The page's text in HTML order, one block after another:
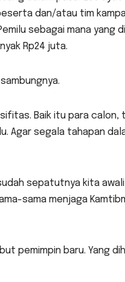
dan/atau tim
sebagai mana yang
Rp24 juta.
Baik itu para calon,
Agar segala tahapan
sepatutnya kita
sama menjaga
pemimpin baru. Yang